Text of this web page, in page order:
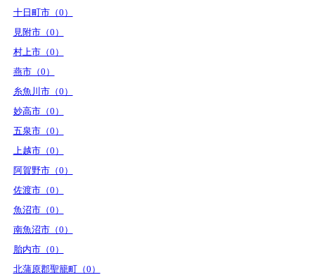
十日町市（0）
見附市（0）
村上市（0）
燕市（0）
糸魚川市（0）
妙高市（0）
五泉市（0）
上越市（0）
阿賀野市（0）
佐渡市（0）
魚沼市（0）
南魚沼市（0）
胎内市（0）
北蒲原郡聖籠町（0）